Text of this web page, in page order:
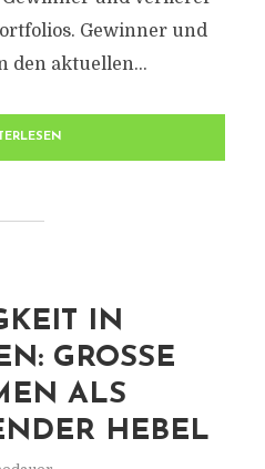
Gewinner und
den aktuellen...
IN
GROSSE U
ALS E
HEBEL